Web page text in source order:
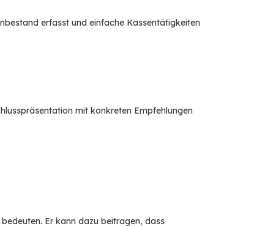
erfasst und einfache Kassentätigkeiten
mit konkreten Empfehlungen
Er kann dazu beitragen, dass